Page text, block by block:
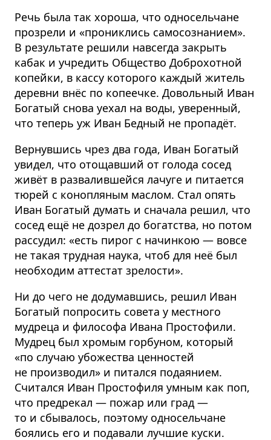
Речь была так хороша, что односельчане
прозрели и «прониклись самосознанием».
В результате решили навсегда закрыть
кабак и учредить Общество Доброхотной
копейки, в кассу которого каждый житель
деревни внёс по копеечке. Довольный Иван
Богатый снова уехал на воды, уверенный,
что теперь уж Иван Бедный не пропадёт.
Вернувшись чрез два года, Иван Богатый
увидел, что отощавший от голода сосед
живёт в развалившейся лачуге и питается
тюрей с конопляным маслом. Стал опять
Иван Богатый думать и сначала решил, что
сосед ещё не дозрел до богатства, но потом
рассудил: «есть пирог с начинкою — вовсе
не такая трудная наука, чтоб для неё был
необходим аттестат зрелости».
Ни до чего не додумавшись, решил Иван
Богатый попросить совета у местного
мудреца и философа Ивана Простофили.
Мудрец был хромым горбуном, который
«по случаю убожества ценностей
не производил» и питался подаянием.
Считался Иван Простофиля умным как поп,
что предрекал — пожар или град —
то и сбывалось, поэтому односельчане
боялись его и подавали лучшие куски.